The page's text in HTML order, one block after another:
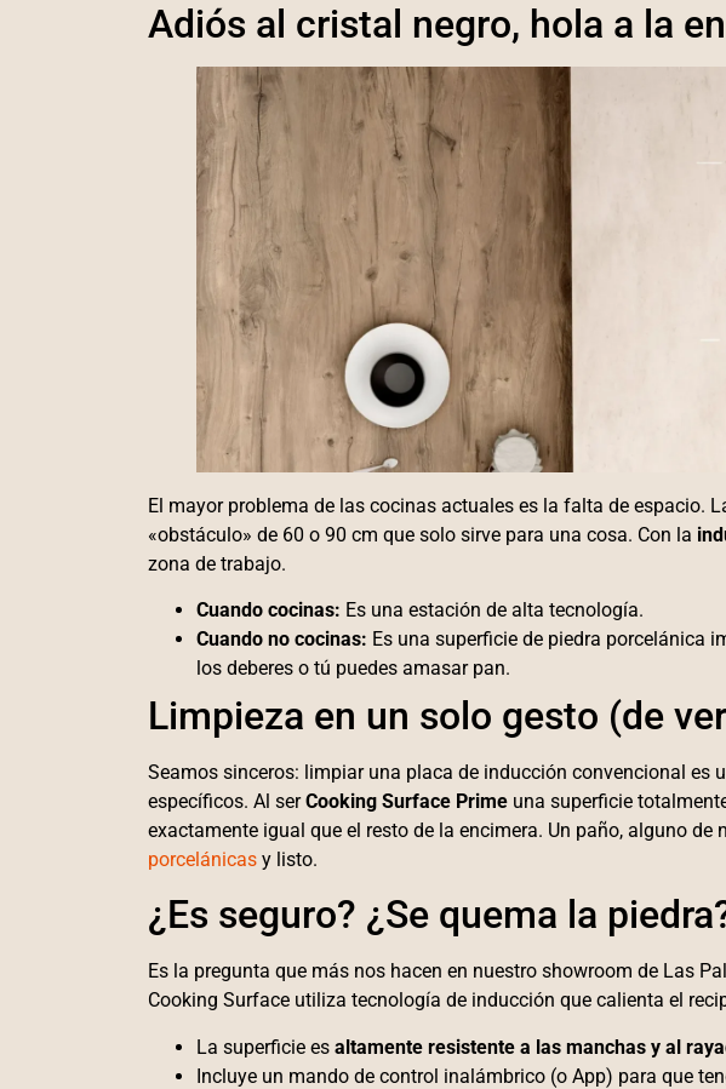
Adiós al cristal negro, hola a la
El mayor problema de las cocinas actuales es la falta de espacio.
«obstáculo» de 60 o 90 cm que solo sirve para una cosa. Con la
zona de trabajo.
Cuando cocinas: Es una estación de alta tecnología.
Cuando no cocinas: Es una superficie de piedra porcelánica
los deberes o tú puedes amasar pan.
Limpieza en un solo gesto (de
Seamos sinceros: limpiar una placa de inducción convencional es
específicos. Al serCooking Surface Prime una superficie
exactamente igual que el resto de la encimera. Un paño, alguno de
porcelánicas y listo.
¿Es seguro? ¿Se quema la
Es la pregunta que más nos hacen en nuestro showroom de Las
Cooking Surface utiliza tecnología de inducción que calienta el
La superficie es altamente resistente a las manchas y al
Incluye un mando de control inalámbrico (o App) para que